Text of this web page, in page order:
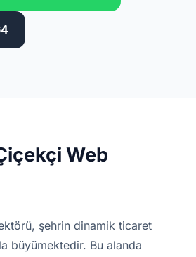
Web
şehrin dinamik ticaret
büyümektedir. Bu alanda